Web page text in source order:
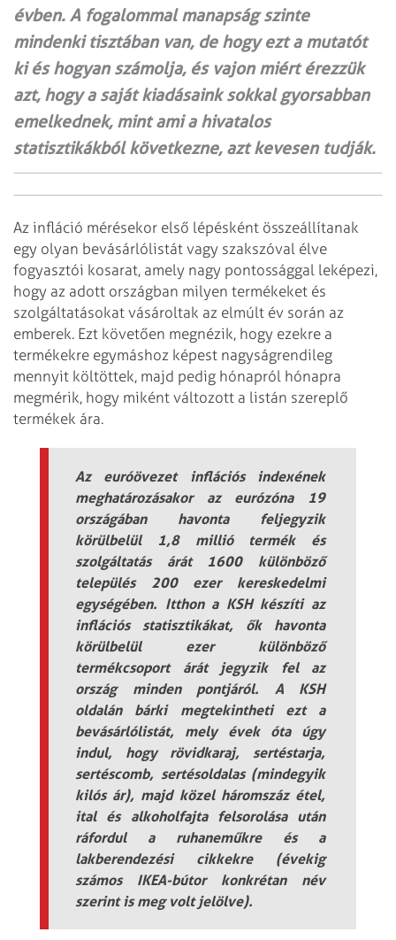
évben. A fogalommal manapság szinte
mindenki tisztában van, de hogy ezt a mutatót
ki és hogyan számolja, és vajon miért érezzük
azt, hogy a saját kiadásaink sokkal gyorsabban
emelkednek, mint ami a hivatalos
statisztikákból következne, azt kevesen tudják.
Az infláció mérésekor első lépésként összeállítanak
egy olyan bevásárlólistát vagy szakszóval élve
fogyasztói kosarat, amely nagy pontossággal leképezi,
hogy az adott országban milyen termékeket és
szolgáltatásokat vásároltak az elmúlt év során az
emberek. Ezt követően megnézik, hogy ezekre a
termékekre egymáshoz képest nagyságrendileg
mennyit költöttek, majd pedig hónapról hónapra
megmérik, hogy miként változott a listán szereplő
termékek ára.
Az euróövezet inflációs indexének
meghatározásakor az eurózóna 19
országában havonta feljegyzik
körülbelül 1,8 millió termék és
szolgáltatás árát 1600 különböző
település 200 ezer kereskedelmi
egységében. Itthon a KSH készíti az
inflációs statisztikákat, ők havonta
körülbelül ezer különböző
termékcsoport árát jegyzik fel az
ország minden pontjáról. A KSH
oldalán bárki megtekintheti ezt a
bevásárlólistát, mely évek óta úgy
indul, hogy rövidkaraj, sertéstarja,
sertéscomb, sertésoldalas (mindegyik
kilós ár), majd közel háromszáz étel,
ital és alkoholfajta felsorolása után
ráfordul a ruhaneműkre és a
lakberendezési cikkekre (évekig
számos IKEA-bútor konkrétan név
szerint is meg volt jelölve).